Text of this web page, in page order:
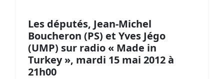
Les députés, Jean-Michel
Boucheron (PS) et Yves Jégo
(UMP) sur radio « Made in
Turkey », mardi 15 mai 2012 à
21h00